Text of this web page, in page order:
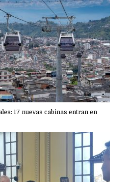
17 nuevas cabinas entran en